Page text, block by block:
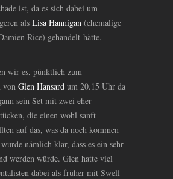
ist, da es sich dabei um
als Lisa Hannigan (ehemalige
Rice) gehandelt hätte.
wir es, pünktlich zum
von Glen Hansard um 20.15 Uhr da
sein Set mit zwei eher
die einen wohl sanft
auf das, was da noch kommen
nämlich klar, dass es ein sehr
werden würde. Glen hatte viel
dabei als früher mit Swell